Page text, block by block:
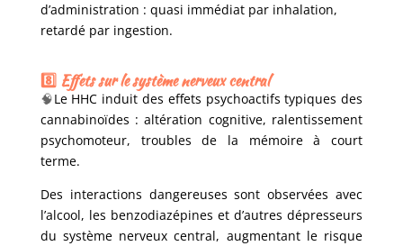
d’administration : quasi immédiat par inhalation,
retardé par ingestion.
8️⃣ Effets sur le système nerveux central
🧠Le HHC induit des effets psychoactifs typiques des
cannabinoïdes : altération cognitive, ralentissement
psychomoteur, troubles de la mémoire à court
terme.
Des interactions dangereuses sont observées avec
l’alcool, les benzodiazépines et d’autres dépresseurs
du système nerveux central, augmentant le risque